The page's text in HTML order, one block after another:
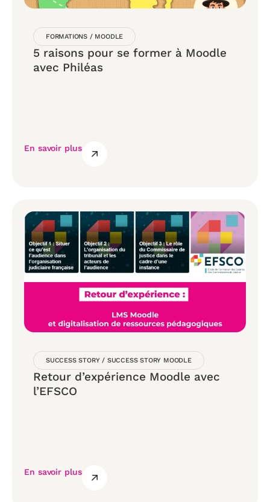
FORMATIONS / MOODLE
5 raisons pour se former à Moodle
avec Philéas
En savoir plus
SUCCESS STORY / SUCCESS STORY MOODLE
Retour d’expérience Moodle avec
l’EFSCO
En savoir plus